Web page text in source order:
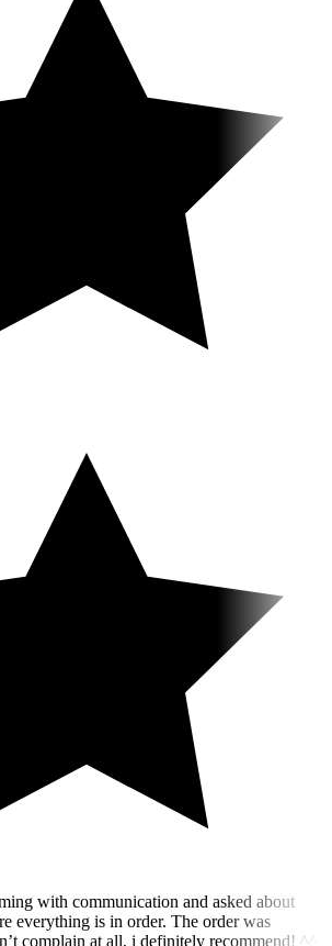
with communication and asked about
everything is in order. The order was
complain at all, i definitely recommend! ^^